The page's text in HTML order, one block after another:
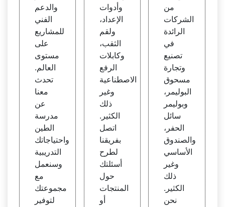
والدعم
الفني
للمشاريع
على
مستوى
العالم.
تحدث
معنا
عن
مدرسة
الطين
واحتياجاتك
التدريبية
وسنعمل
مع
مجموعتك
لتوفير
وأدوات
الإعداد،
ولقم
الثقب،
وكابلات
الرفع
الاصطناعية
وغير
ذلك
الكثير.
اتصل
بفريقنا
لطرح
أسئلتك
حول
المنتجات
أو
من
الشركات
الرائدة
في
تصنيع
وتجارة
مسحوق
البوليمر،
وبوليمر
سائل
الحفر،
والصندوق
الأساسي
وغير
ذلك
الكثير.
نحن